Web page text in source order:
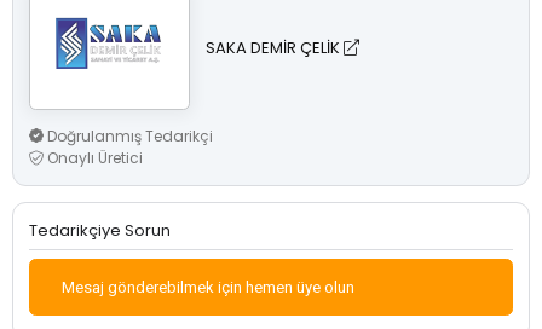
SAKA DEMİR ÇELİK
Doğrulanmış Tedarikçi
Onaylı Üretici
Tedarikçiye Sorun
Mesaj gönderebilmek için hemen üye olun